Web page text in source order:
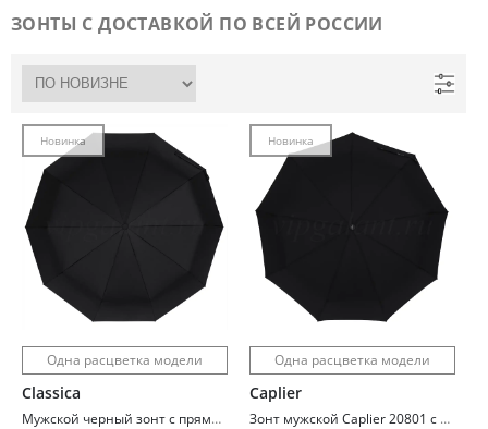
ЗОНТЫ С ДОСТАВКОЙ ПО ВСЕЙ РОССИИ
Новинка
Одна расцветка модели
Classica
Мужской черный зонт с прямой ручкой Classica 131
Новинка
Одна расцветка модели
Caplier
Зонт мужской Caplier 20801 с усиленными спицами